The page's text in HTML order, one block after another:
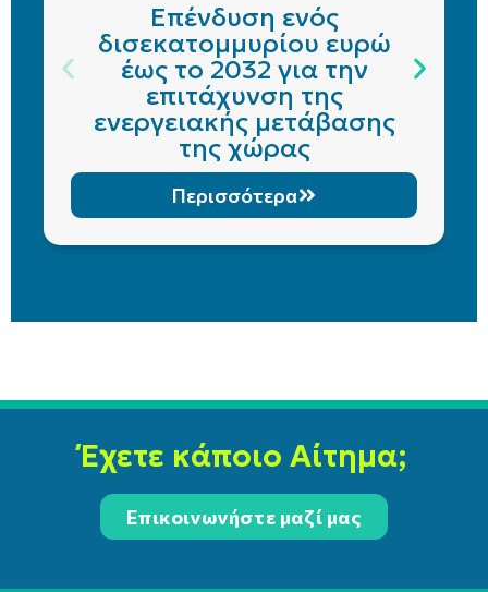
Επένδυση ενός
δισεκατομμυρίου ευρώ
έως το 2032 για την
επιτάχυνση της
ενεργειακής μετάβασης
της χώρας
Περισσότερα
Έχετε κάποιο Αίτημα;
Επικοινωνήστε μαζί μας